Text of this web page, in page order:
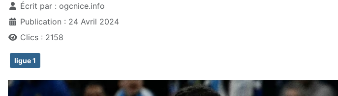
Écrit par : ogcnice.info
Publication : 24 Avril 2024
Clics : 2158
ligue 1